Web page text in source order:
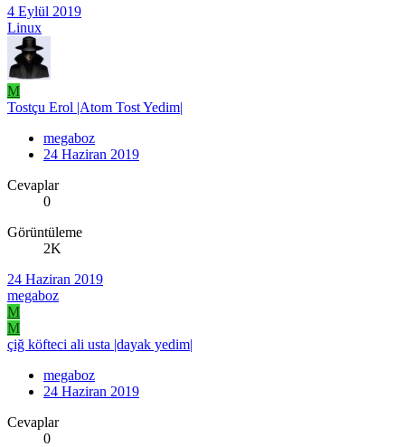
4 Eylül 2019
Linux
M
Tostçu Erol |Atom Tost Yedim|
megaboz
24 Haziran 2019
Cevaplar
0
Görüntüleme
2K
24 Haziran 2019
megaboz
M
M
çiğ köfteci ali usta |dayak yedim|
megaboz
24 Haziran 2019
Cevaplar
0